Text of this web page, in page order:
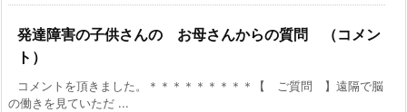
発達障害の子供さんの お母さんからの質問 （コメン
ト）
コメントを頂きました。＊＊＊＊＊＊＊＊＊【 ご質問 】遠隔で脳
の働きを見ていただ ...